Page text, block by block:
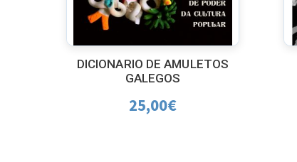
DICIONARIO DE AMULETOS
GALEGOS
25,00€